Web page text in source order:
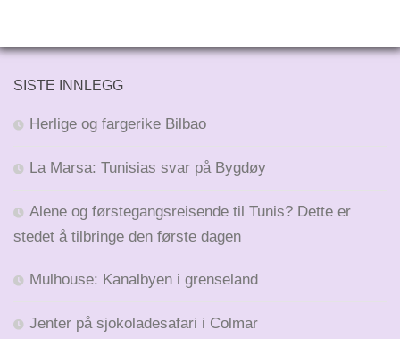
SISTE INNLEGG
Herlige og fargerike Bilbao
La Marsa: Tunisias svar på Bygdøy
Alene og førstegangsreisende til Tunis? Dette er
stedet å tilbringe den første dagen
Mulhouse: Kanalbyen i grenseland
Jenter på sjokoladesafari i Colmar